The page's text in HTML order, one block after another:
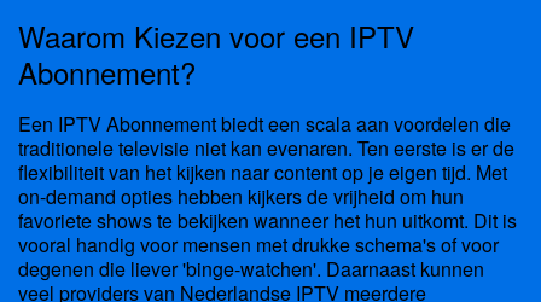
Waarom Kiezen voor een IPTV
Abonnement?
Een IPTV Abonnement biedt een scala aan voordelen die
traditionele televisie niet kan evenaren. Ten eerste is er de
flexibiliteit van het kijken naar content op je eigen tijd. Met
on-demand opties hebben kijkers de vrijheid om hun
favoriete shows te bekijken wanneer het hun uitkomt. Dit is
vooral handig voor mensen met drukke schema's of voor
degenen die liever 'binge-watchen'. Daarnaast kunnen
veel providers van Nederlandse IPTV meerdere